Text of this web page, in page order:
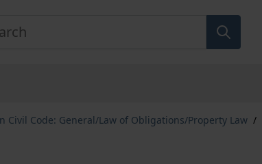
Civil Code: General/Law of Obligations/Property Law /